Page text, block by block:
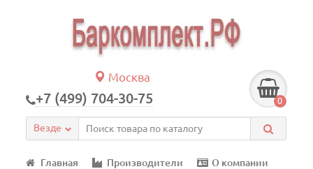
Москва
+7 (499) 704-30-75 0
Везде
Главная Производители
О компании